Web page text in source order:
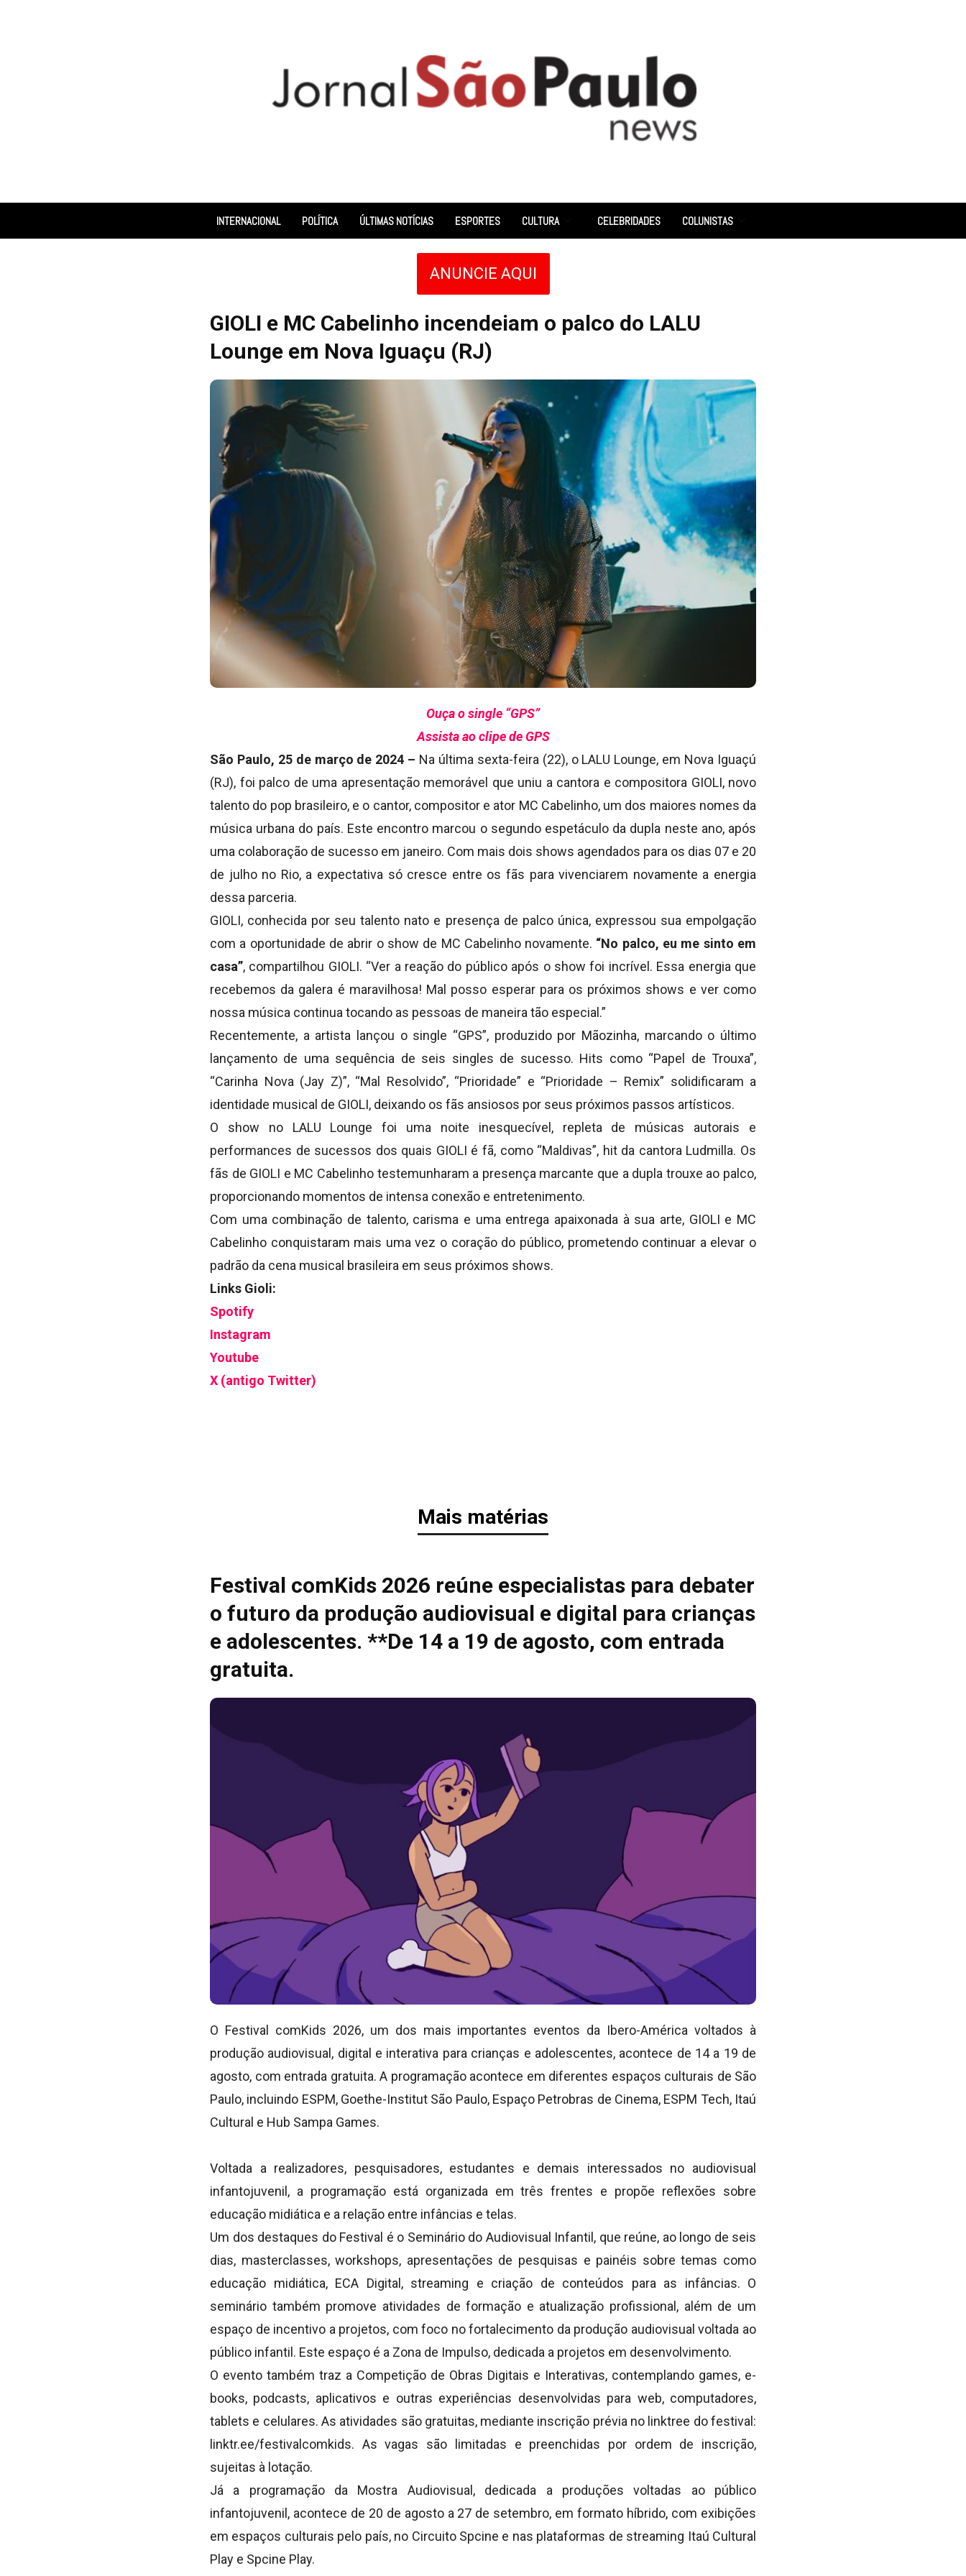
INTERNACIONAL POLÍTICA ÚLTIMAS NOTÍCIAS ESPORTES CULTURA CELEBRIDADES COLUNISTAS
ANUNCIE AQUI
GIOLI e MC Cabelinho incendeiam o palco do LALU
Lounge em Nova Iguaçu (RJ)
Ouça o single “GPS”
Assista ao clipe de GPS
São Paulo, 25 de março de 2024 – Na última sexta-feira (22), o LALU Lounge, em Nova Iguaçú
(RJ), foi palco de uma apresentação memorável que uniu a cantora e compositora GIOLI, novo
talento do pop brasileiro, e o cantor, compositor e ator MC Cabelinho, um dos maiores nomes da
música urbana do país. Este encontro marcou o segundo espetáculo da dupla neste ano, após
uma colaboração de sucesso em janeiro. Com mais dois shows agendados para os dias 07 e 20
de julho no Rio, a expectativa só cresce entre os fãs para vivenciarem novamente a energia
dessa parceria.
GIOLI, conhecida por seu talento nato e presença de palco única, expressou sua empolgação
com a oportunidade de abrir o show de MC Cabelinho novamente. “No palco, eu me sinto em
casa”, compartilhou GIOLI. “Ver a reação do público após o show foi incrível. Essa energia que
recebemos da galera é maravilhosa! Mal posso esperar para os próximos shows e ver como
nossa música continua tocando as pessoas de maneira tão especial.”
Recentemente, a artista lançou o single “GPS”, produzido por Mãozinha, marcando o último
lançamento de uma sequência de seis singles de sucesso. Hits como “Papel de Trouxa”,
“Carinha Nova (Jay Z)”, “Mal Resolvido”, “Prioridade” e “Prioridade – Remix” solidificaram a
identidade musical de GIOLI, deixando os fãs ansiosos por seus próximos passos artísticos.
O show no LALU Lounge foi uma noite inesquecível, repleta de músicas autorais e
performances de sucessos dos quais GIOLI é fã, como “Maldivas”, hit da cantora Ludmilla. Os
fãs de GIOLI e MC Cabelinho testemunharam a presença marcante que a dupla trouxe ao palco,
proporcionando momentos de intensa conexão e entretenimento.
Com uma combinação de talento, carisma e uma entrega apaixonada à sua arte, GIOLI e MC
Cabelinho conquistaram mais uma vez o coração do público, prometendo continuar a elevar o
padrão da cena musical brasileira em seus próximos shows.
Links Gioli:
Spotify
Instagram
Youtube
X (antigo Twitter)
Mais matérias
Festival comKids 2026 reúne especialistas para debater
o futuro da produção audiovisual e digital para crianças
e adolescentes. **De 14 a 19 de agosto, com entrada
gratuita.
O Festival comKids 2026, um dos mais importantes eventos da Ibero-América voltados à
produção audiovisual, digital e interativa para crianças e adolescentes, acontece de 14 a 19 de
agosto, com entrada gratuita. A programação acontece em diferentes espaços culturais de São
Paulo, incluindo ESPM, Goethe-Institut São Paulo, Espaço Petrobras de Cinema, ESPM Tech, Itaú
Cultural e Hub Sampa Games.
Voltada a realizadores, pesquisadores, estudantes e demais interessados no audiovisual
infantojuvenil, a programação está organizada em três frentes e propõe reflexões sobre
educação midiática e a relação entre infâncias e telas.
Um dos destaques do Festival é o Seminário do Audiovisual Infantil, que reúne, ao longo de seis
dias, masterclasses, workshops, apresentações de pesquisas e painéis sobre temas como
educação midiática, ECA Digital, streaming e criação de conteúdos para as infâncias. O
seminário também promove atividades de formação e atualização profissional, além de um
espaço de incentivo a projetos, com foco no fortalecimento da produção audiovisual voltada ao
público infantil. Este espaço é a Zona de Impulso, dedicada a projetos em desenvolvimento.
O evento também traz a Competição de Obras Digitais e Interativas, contemplando games, e-
books, podcasts, aplicativos e outras experiências desenvolvidas para web, computadores,
tablets e celulares. As atividades são gratuitas, mediante inscrição prévia no linktree do festival:
linktr.ee/festivalcomkids. As vagas são limitadas e preenchidas por ordem de inscrição,
sujeitas à lotação.
Já a programação da Mostra Audiovisual, dedicada a produções voltadas ao público
infantojuvenil, acontece de 20 de agosto a 27 de setembro, em formato híbrido, com exibições
em espaços culturais pelo país, no Circuito Spcine e nas plataformas de streaming Itaú Cultural
Play e Spcine Play.